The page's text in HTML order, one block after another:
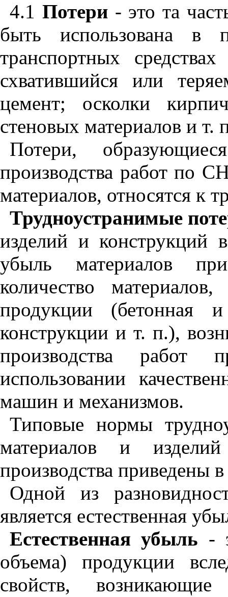
4.1 Потери- это та
быть использована в
транспортных
схватившийся или
цемент; осколки
стеновых материалов и т.
Потери,
производства работ по
материалов, относятся к
Трудноустранимые
изделий и конструк­ций
убыль материалов
количество
продукции (бетонная
конструкции и т. п.),
производства
использовании
машин и механизмов.
Типовые нормы
материалов и
производства приведены в
Одной из
является естественная
Естественная убыль -
объема) продукции
свой­ств,